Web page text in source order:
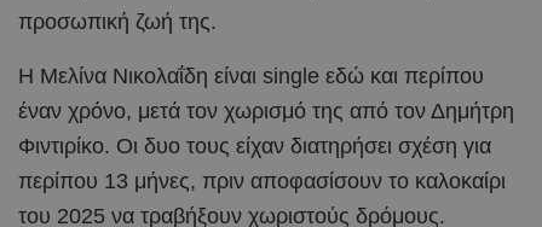
προσωπική ζωή της.
Η Μελίνα Νικολαΐδη είναι single εδώ και περίπου
έναν χρόνο, μετά τον χωρισμό της από τον Δημήτρη
Φιντιρίκο. Οι δυο τους είχαν διατηρήσει σχέση για
περίπου 13 μήνες, πριν αποφασίσουν το καλοκαίρι
του 2025 να τραβήξουν χωριστούς δρόμους.